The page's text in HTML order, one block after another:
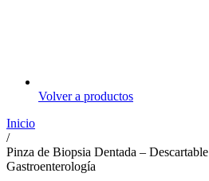
Volver a productos
Inicio
/
Pinza de Biopsia Dentada – Descartable
Gastroenterología